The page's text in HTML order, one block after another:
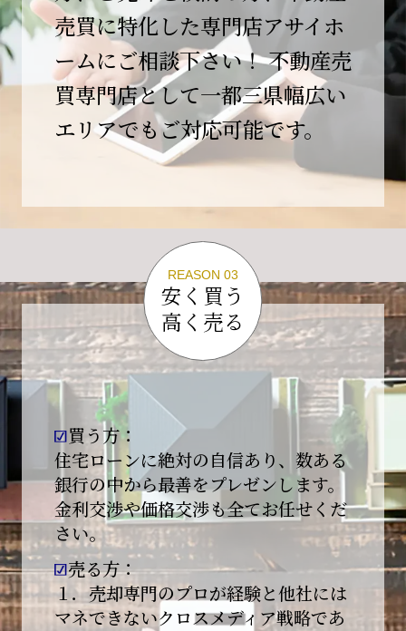
この節目を無事に迎えることができましたの
は、日頃よりご愛顧いただいているお客様、お
力添えをいただいている取引先の皆様、そして
支えてくださったすべての関係者の皆様のおか
げであり、心より深く感謝申し上げます。
10年という年月の中で、多くのご縁と学びをい
ただき、今日の当社があります。
しかしながら、10周年は通過点にすぎません。
る企業へと成長してまいります。
変化の激しい時代だからこそ、初心を忘れず、
挑戦を続け、社会に必要とされる存在であり続
けることをお約束いたします。
今後とも変わらぬご支援、ご指導を賜りますよ
う、何卒よろしくお願い申し上げます。
2026-01-09
【新年あけましておめでとうございます】
本日より始業いたしました。
昨年は多くのご縁とご支援をいただき、心より
感謝申し上げます。
本年も地域に根ざし、誠実な仕事を積み重ねて
参ります。
売買に特化した専門店アサイホ
ームにご相談下さい！ 不動産売
買専門店として一都三県幅広い
エリアでもご対応可能です。
REASON 03
安く買う
高く売る
買う方：
住宅ローンに絶対の自信あり、数ある
銀行の中から最善をプレゼンします。
金利交渉や価格交渉も全てお任せくだ
さい。
売る方：
１．売却専門のプロが経験と他社には
マネできないクロスメディア戦略であ